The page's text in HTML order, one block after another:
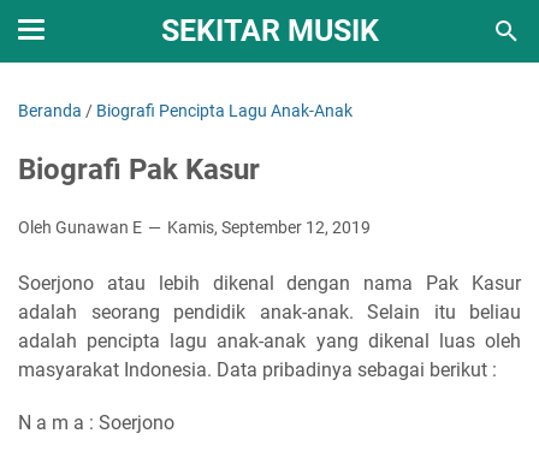
SEKITAR MUSIK
Beranda / Biografi Pencipta Lagu Anak-Anak
Biografi Pak Kasur
Oleh Gunawan E Kamis, September 12, 2019
Soerjono atau lebih dikenal dengan nama Pak Kasur
adalah seorang pendidik anak-anak. Selain itu beliau
adalah pencipta lagu anak-anak yang dikenal luas oleh
masyarakat Indonesia. Data pribadinya sebagai berikut :
N a m a : Soerjono